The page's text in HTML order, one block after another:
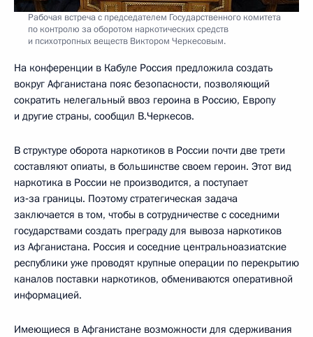
Рабочая встреча с председателем Государственного комитета
по контролю за оборотом наркотических средств
и психотропных веществ Виктором Черкесовым.
На конференции в Кабуле Россия предложила создать
вокруг Афганистана пояс безопасности, позволяющий
сократить нелегальный ввоз героина в Россию, Европу
и другие страны, сообщил В.Черкесов.
В структуре оборота наркотиков в России почти две трети
составляют опиаты, в большинстве своем героин. Этот вид
наркотика в России не производится, а поступает
из‑за границы. Поэтому стратегическая задача
заключается в том, чтобы в сотрудничестве с соседними
государствами создать преграду для вывоза наркотиков
из Афганистана. Россия и соседние центральноазиатские
республики уже проводят крупные операции по перекрытию
каналов поставки наркотиков, обмениваются оперативной
информацией.
Имеющиеся в Афганистане возможности для сдерживания